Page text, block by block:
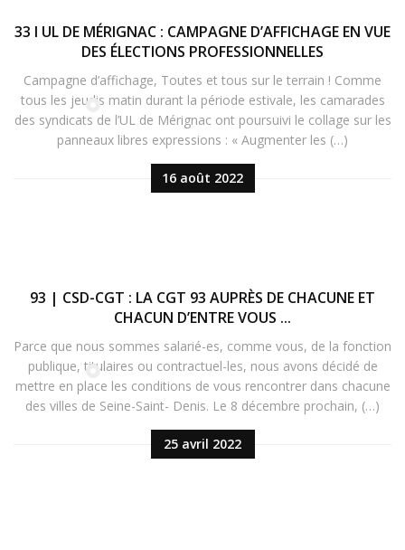
16 août 2022
33 I UL DE MÉRIGNAC : CAMPAGNE D’AFFICHAGE EN VUE
DES ÉLECTIONS PROFESSIONNELLES
Campagne d’affichage, Toutes et tous sur le terrain ! Comme
tous les jeudis matin durant la période estivale, les camarades
des syndicats de l’UL de Mérignac ont poursuivi le collage sur les
panneaux libres expressions : « Augmenter les (…)
25 avril 2022
93 | CSD-CGT : LA CGT 93 AUPRÈS DE CHACUNE ET
CHACUN D’ENTRE VOUS ...
Parce que nous sommes salarié-es, comme vous, de la fonction
publique, titulaires ou contractuel-les, nous avons décidé de
mettre en place les conditions de vous rencontrer dans chacune
des villes de Seine-Saint- Denis. Le 8 décembre prochain, (…)